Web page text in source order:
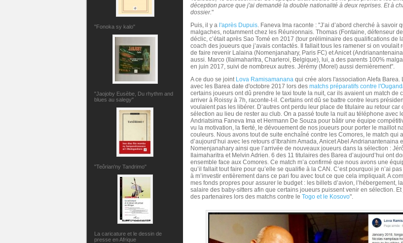
"Fonoka sy kalo"
"Jaojoby Eusèbe, Du rhythm and
blues au salegy"
"Teôrian'ny Tandrimo"
La caricature et le dessin de
presse en Afrique
déception parce que j'ai demandé la double nationalité à deux reprises. Et à
dossier."
Puis, il y a l'après Dupuis . Faneva Ima raconte : "J’ai d’abord cherché à savoir
malgaches, notamment chez les Réunionnais. Thomas (Fontaine, défenseur
déclic, c’était après Sao Tomé en 2017 (tour préliminaire des qualifications de
coach des joueurs que j’avais contactés. Il fallait tous les ramener si on voulait
de faire revenir Lalaina (Nomenjanahary, Paris FC) et Anicet
aussi. Marco (Ilaimaharitra, Charleroi, Belgique), lui, a des parents 100%
en juin 2017, suivi de nombreux autres. Jérémy (Morel) aussi dernièrement".
A ce duo se joint Lova Ramisamanana qui crée alors l'association Alefa Barea.
avec les Barea date d'octobre 2017 lors des matchs préparatifs contre
certains joueurs ont dû prendre le taxi toute la nuit, car ils avaient un match de
arriver à Roissy à 7h, raconte-t-il. Certains ont dû se battre contre leurs
voulaient pas les libérer. D’autres ont perdu leur place de titulaire au retour car
sélection au lieu de rester au club. On a passé toute la nuit au téléphone avec
Andriatsima Faneva Ima et Hermann De Souza pour bâtir une équipe
vu la motivation, la fierté, le dévouement de nos joueurs pour porter le maillot
couleurs. Nous avons tout de suite enchaîné contre les Comores, le match qui
d’aujourd’hui avec les retours d’Ibrahim Amada, Anicet Abel Andrianantenaina
Nomenjanahary ainsi que l’arrivée de nouveaux joueurs dans la sélection :
Ilaimaharitra et Melvin Adrien. 6 des 11 titulaires des Barea d’aujourd’hui ont
ensemble face aux Comores. Ce match m’a confirmé que nous avons une
qu’il fallait tout faire pour qu’elle se qualifie à la CAN. C’est pourquoi je n’ai
à m’investir entièrement dans ce pari fou avec tout ce que cela impliquait. A
mes fonds propres pour assurer le budget : les billets d’avion, l’hébergement,
salaire des baby-sitters afin que certains joueurs puissent venir en sélection. Et
des partenaires lors des matchs contre le Togo et le Kosovo".